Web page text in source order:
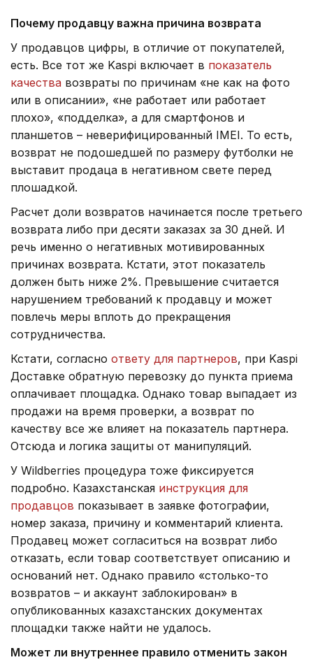
Почему продавцу важна причина возврата
У продавцов цифры, в отличие от покупателей,
есть. Все тот же Kaspi включает в показатель
качества возвраты по причинам «не как на фото
или в описании», «не работает или работает
плохо», «подделка», а для смартфонов и
планшетов – неверифицированный IMEI. То есть,
возврат не подошедшей по размеру футболки не
выставит продаца в негативном свете перед
плошадкой.
Расчет доли возвратов начинается после третьего
возврата либо при десяти заказах за 30 дней. И
речь именно о негативных мотивированных
причинах возврата. Кстати, этот показатель
должен быть ниже 2%. Превышение считается
нарушением требований к продавцу и может
повлечь меры вплоть до прекращения
сотрудничества.
Кстати, согласно ответу для партнеров, при Kaspi
Доставке обратную перевозку до пункта приема
оплачивает площадка. Однако товар выпадает из
продажи на время проверки, а возврат по
качеству все же влияет на показатель партнера.
Отсюда и логика защиты от манипуляций.
У Wildberries процедура тоже фиксируется
подробно. Казахстанская инструкция для
продавцов показывает в заявке фотографии,
номер заказа, причину и комментарий клиента.
Продавец может согласиться на возврат либо
отказать, если товар соответствует описанию и
оснований нет. Однако правило «столько-то
возвратов – и аккаунт заблокирован» в
опубликованных казахстанских документах
площадки также найти не удалось.
Может ли внутреннее правило отменить закон